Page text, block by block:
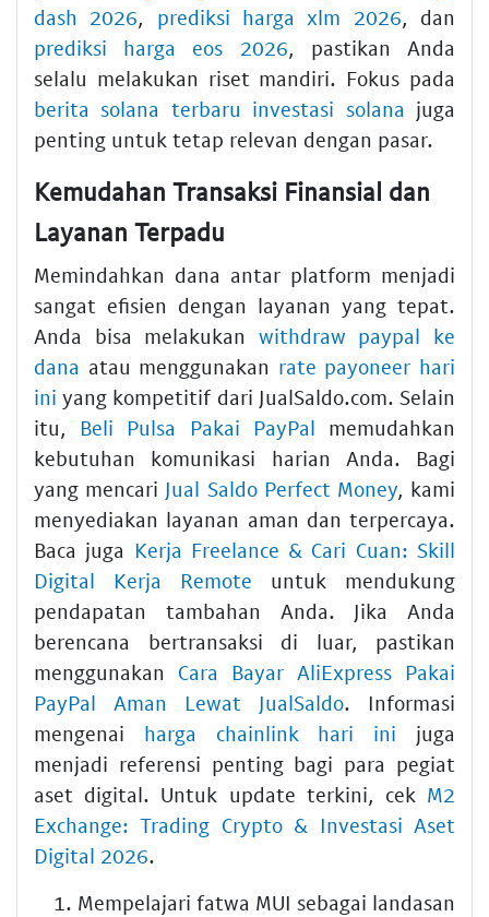
dash 2026, prediksi harga xlm 2026, dan
prediksi harga eos 2026, pastikan Anda
selalu melakukan riset mandiri. Fokus pada
berita solana terbaru investasi solana juga
penting untuk tetap relevan dengan pasar.
Kemudahan Transaksi Finansial dan
Layanan Terpadu
Memindahkan dana antar platform menjadi
sangat efisien dengan layanan yang tepat.
Anda bisa melakukan withdraw paypal ke
dana atau menggunakan rate payoneer hari
ini yang kompetitif dari JualSaldo.com. Selain
itu, Beli Pulsa Pakai PayPal memudahkan
kebutuhan komunikasi harian Anda. Bagi
yang mencari Jual Saldo Perfect Money, kami
menyediakan layanan aman dan terpercaya.
Baca juga Kerja Freelance & Cari Cuan: Skill
Digital Kerja Remote untuk mendukung
pendapatan tambahan Anda. Jika Anda
berencana bertransaksi di luar, pastikan
menggunakan Cara Bayar AliExpress Pakai
PayPal Aman Lewat JualSaldo. Informasi
mengenai harga chainlink hari ini juga
menjadi referensi penting bagi para pegiat
aset digital. Untuk update terkini, cek M2
Exchange: Trading Crypto & Investasi Aset
Digital 2026.
Mempelajari fatwa MUI sebagai landasan